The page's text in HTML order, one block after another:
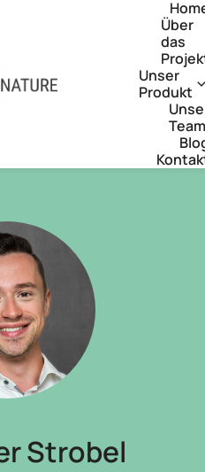
Über
das
Unser
Produkt
Team
Strobel